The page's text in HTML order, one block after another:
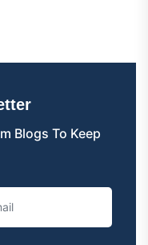
Blogs To Keep